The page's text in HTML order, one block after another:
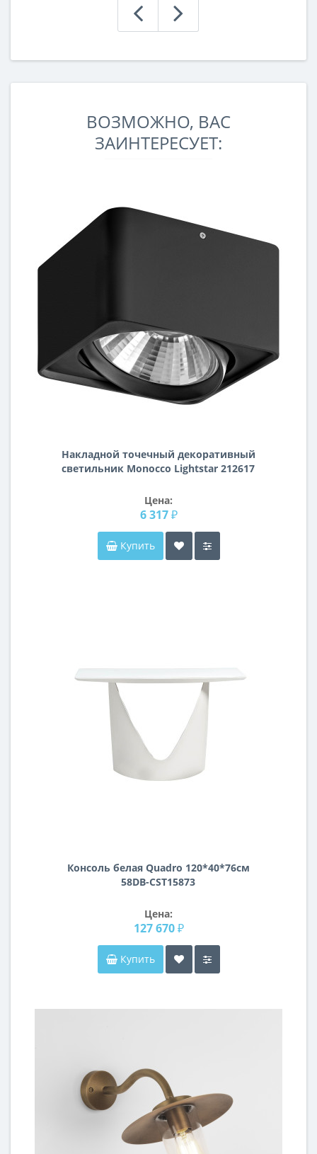
ВОЗМОЖНО, ВАС
ЗАИНТЕРЕСУЕТ:
Накладной точечный декоративный
cветильник Monocco Lightstar 212617
Цена:
6 317 ₽
Купить
Консоль белая Quadro 120*40*76см
58DB-CST15873
Цена:
127 670 ₽
Купить